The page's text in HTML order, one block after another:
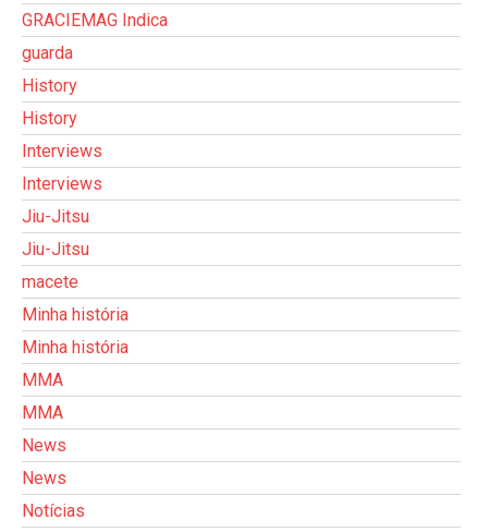
GRACIEMAG Indica
guarda
History
History
Interviews
Interviews
Jiu-Jitsu
Jiu-Jitsu
macete
Minha história
Minha história
MMA
MMA
News
News
Notícias